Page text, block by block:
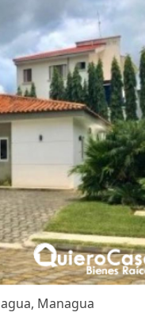
Managua